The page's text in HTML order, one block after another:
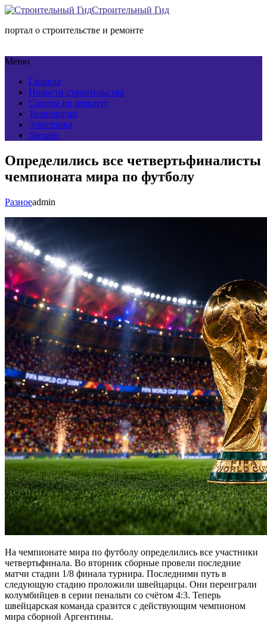
Строительный Гид
портал о строительстве и ремонте
Меню
Главная
Новости строительства
Советы по ремонту
Технологии
Электрика
Дизайн
Определились все четвертьфиналисты
чемпионата мира по футболу
Разноеadmin
На чемпионате мира по футболу определились все участники
четвертьфинала. Во вторник сборные провели последние
матчи стадии 1/8 финала турнира. Последними путь в
следующую стадию проложили швейцарцы. Они переиграли
колумбийцев в серии пенальти со счётом 4:3. Теперь
швейцарская команда сразится с действующим чемпионом
мира сборной Аргентины.